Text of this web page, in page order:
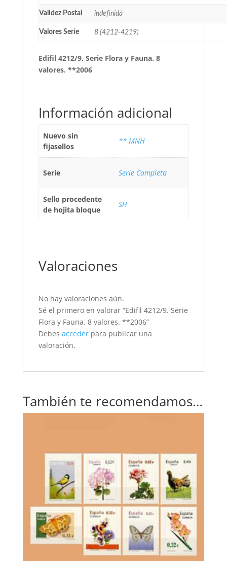
Validez Postal indefinida
Valores Serie 8 (4212-4219)
Edifil 4212/9. Serie Flora y Fauna. 8
valores. **2006
Información adicional
Nuevo sin
fijasellos
** MNH
Serie Serie Completa
Sello procedente
de hojita bloque
SH
Valoraciones
No hay valoraciones aún.
Sé el primero en valorar “Edifil 4212/9. Serie
Flora y Fauna. 8 valores. **2006”
Debes accederpara publicar una
valoración.
También te recomendamos…